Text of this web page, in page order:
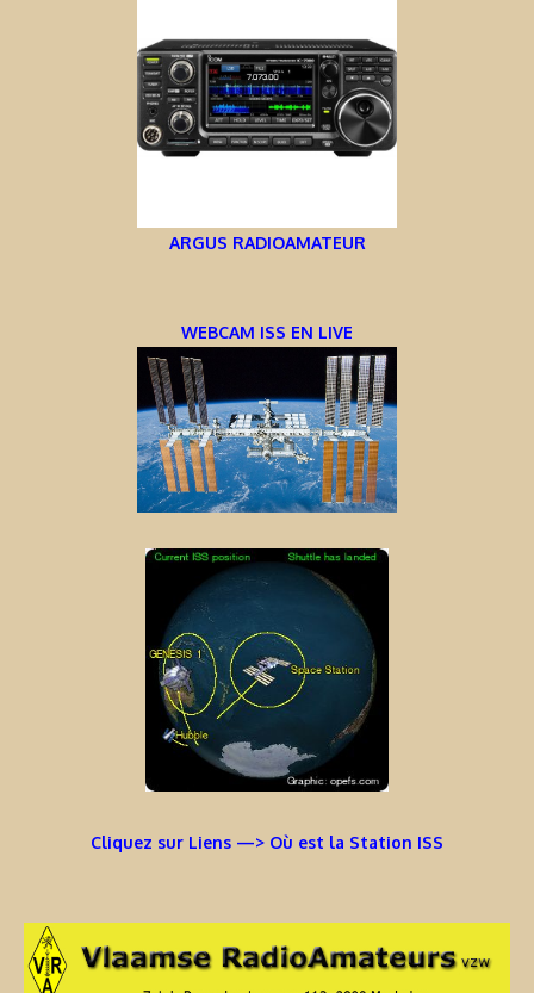
ARGUS RADIOAMATEUR
WEBCAM ISS EN LIVE
Cliquez sur Liens —> Où est la Station ISS